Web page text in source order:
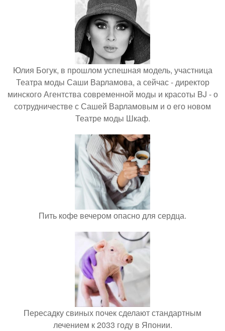
Юлия Богук, в прошлом успешная модель, участница
Театра моды Саши Варламова, а сейчас - директор
минского Агентства современной моды и красоты BJ - о
сотрудничестве с Сашей Варламовым и о его новом
Театре моды Шкаф.
Пить кофе вечером опасно для сердца.
Пересадку свиных почек сделают стандартным
лечением к 2033 году в Японии.